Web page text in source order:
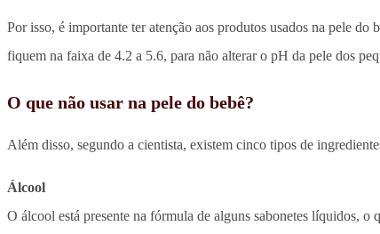
Por isso, é importante ter atenção aos produtos usados na pele
fiquem na faixa de 4.2 a 5.6, para não alterar o pH da pele dos
O que não usar na pele do bebê?
Além disso, segundo a cientista, existem cinco tipos de
Álcool
O álcool está presente na fórmula de alguns sabonetes líquidos,